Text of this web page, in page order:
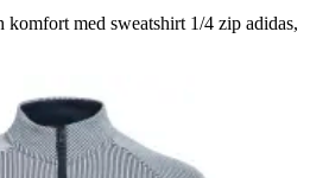
med sweatshirt 1/4 zip adidas,